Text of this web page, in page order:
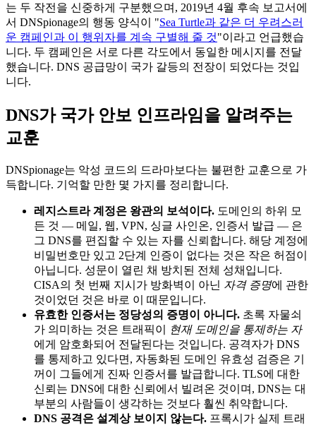
는 두 작전을 신중하게 구분했으며, 2019년 4월 후속 보고서에
서 DNSpionage의 행동 양식이 "Sea Turtle과 같은 더 우려스러
운 캠페인과 이 행위자를 계속 구별해 줄 것"이라고 언급했습
니다. 두 캠페인은 서로 다른 각도에서 동일한 메시지를 전달
했습니다. DNS 공급망이 국가 갈등의 전장이 되었다는 것입
니다.
DNS가 국가 안보 인프라임을 알려주는
교훈
DNSpionage는 악성 코드의 드라마보다는 불편한 교훈으로 가
득합니다. 기억할 만한 몇 가지를 정리합니다.
레지스트라 계정은 왕관의 보석이다. 도메인의 하위 모
든 것 — 메일, 웹, VPN, 싱글 사인온, 인증서 발급 — 은
그 DNS를 편집할 수 있는 자를 신뢰합니다. 해당 계정에
비밀번호만 있고 2단계 인증이 없다는 것은 작은 허점이
아닙니다. 성문이 열린 채 방치된 전체 성채입니다.
CISA의 첫 번째 지시가 방화벽이 아닌 자격 증명에 관한
것이었던 것은 바로 이 때문입니다.
유효한 인증서는 정당성의 증명이 아니다. 초록 자물쇠
가 의미하는 것은 트래픽이
현재 도메인을 통제하는 자
에게 암호화되어 전달된다는 것입니다. 공격자가 DNS
를 통제하고 있다면, 자동화된 도메인 유효성 검증은 기
꺼이 그들에게 진짜 인증서를 발급합니다. TLS에 대한
신뢰는 DNS에 대한 신뢰에서 빌려온 것이며, DNS는 대
부분의 사람들이 생각하는 것보다 훨씬 취약합니다.
DNS 공격은 설계상 보이지 않는다. 프록시가 실제 트래